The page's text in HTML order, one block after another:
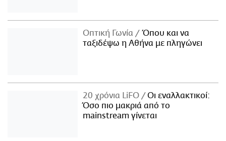
Οπτική Γωνία
Όπου και να
ταξιδέψω η Αθήνα με πληγώνει
20 χρόνια LiFO
Οι εναλλακτικοί:
Όσο πιο μακριά από το
mainstream γίνεται